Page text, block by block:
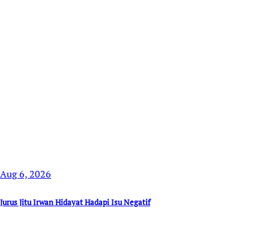
Aug 6, 2026
Jurus Jitu Irwan Hidayat Hadapi Isu Negatif